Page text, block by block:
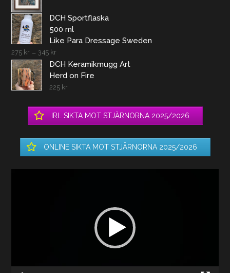
DCH Sportflaska
500 ml
Like Para Dressage Sweden
275 kr – 345 kr
DCH Keramikmugg Art
Herd on Fire
225 kr
IRL SIKTA MOT STJÄRNORNA 2025/2026
ONLINE SIKTA MOT STJÄRNORNA 2025/2026